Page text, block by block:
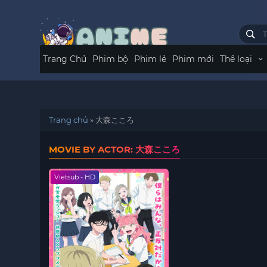
Trang Chủ Phim bộ Phim lẻ Phim mới Thể loại
Trang chủ » 大森こころ
MOVIE BY ACTOR: 大森こころ
Vietsub - HD